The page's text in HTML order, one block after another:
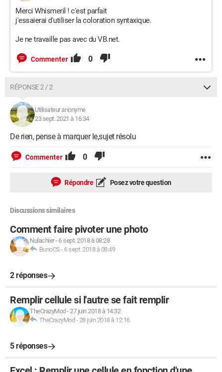
Merci Whismeril ! c'est parfait
j'essaierai d'utiliser la coloration syntaxique.
Je ne travaille pas avec du VB.net.
Commenter 0
RÉPONSE 2 / 2
Utilisateur anonyme
23 sept. 2021 à 16:34
De rien, pense à marquer le,sujet résolu
Commenter 0
Répondre Posez votre question
Discussions similaires
Comment faire pivoter une photo
Nulachier- 6 sept. 2018 à 08:28
BunoCS - 6 sept. 2018 à 08:49
2 réponses
Remplir cellule si l'autre se fait remplir
TheCrazyMod -27 juin 2018 à 14:32
TheCrazyMod -28 juin 2018 à 12:16
5 réponses